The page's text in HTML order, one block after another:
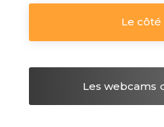
Le côté
Les webcams